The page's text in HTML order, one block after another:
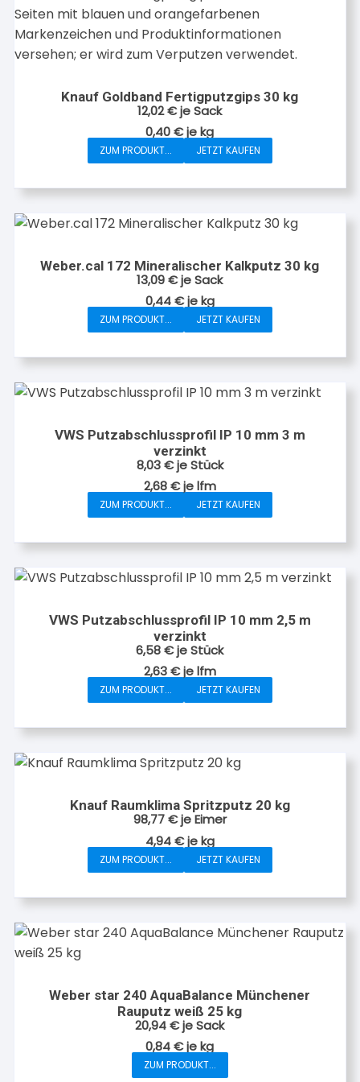
Knauf Goldband Fertigputzgips 30 kg
12,02€je Sack
0,40€jekg
ZUM PRODUKT... JETZT KAUFEN
Weber.cal 172 Mineralischer Kalkputz 30 kg
13,09€je Sack
0,44€jekg
ZUM PRODUKT... JETZT KAUFEN
VWS Putzabschlussprofil IP 10 mm 3 m
verzinkt
8,03€je Stück
2,68€jelfm
ZUM PRODUKT... JETZT KAUFEN
VWS Putzabschlussprofil IP 10 mm 2,5 m
verzinkt
6,58€je Stück
2,63€jelfm
ZUM PRODUKT... JETZT KAUFEN
Knauf Raumklima Spritzputz 20 kg
98,77€je Eimer
4,94€jekg
ZUM PRODUKT... JETZT KAUFEN
Weber star 240 AquaBalance Münchener
Rauputz weiß 25 kg
20,94€je Sack
0,84€jekg
ZUM PRODUKT...
Dieses